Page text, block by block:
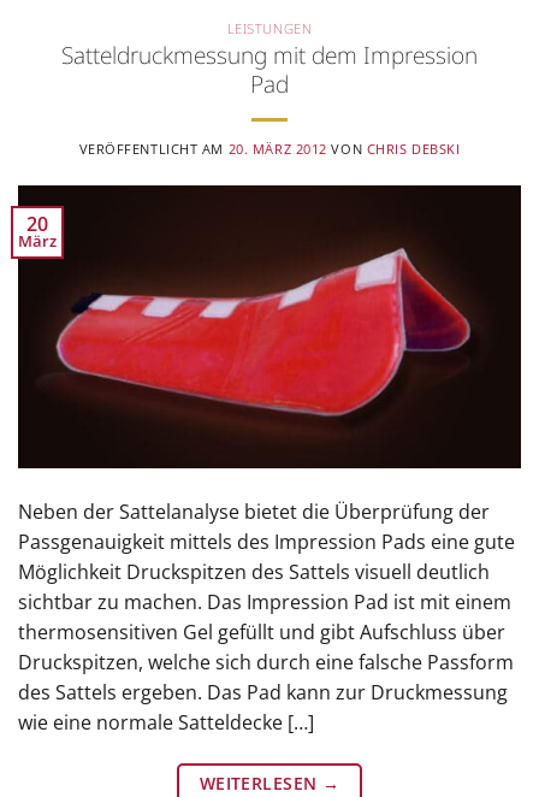
LEISTUNGEN
Satteldruckmessung mit dem Impression
Pad
VERÖFFENTLICHT AM 20. MÄRZ 2012 VON CHRIS DEBSKI
20
März
Neben der Sattelanalyse bietet die Überprüfung der
Passgenauigkeit mittels des Impression Pads eine gute
Möglichkeit Druckspitzen des Sattels visuell deutlich
sichtbar zu machen. Das Impression Pad ist mit einem
thermosensitiven Gel gefüllt und gibt Aufschluss über
Druckspitzen, welche sich durch eine falsche Passform
des Sattels ergeben. Das Pad kann zur Druckmessung
wie eine normale Satteldecke […]
WEITERLESEN →